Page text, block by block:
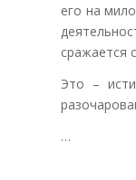
его на
сражается
Это –
…